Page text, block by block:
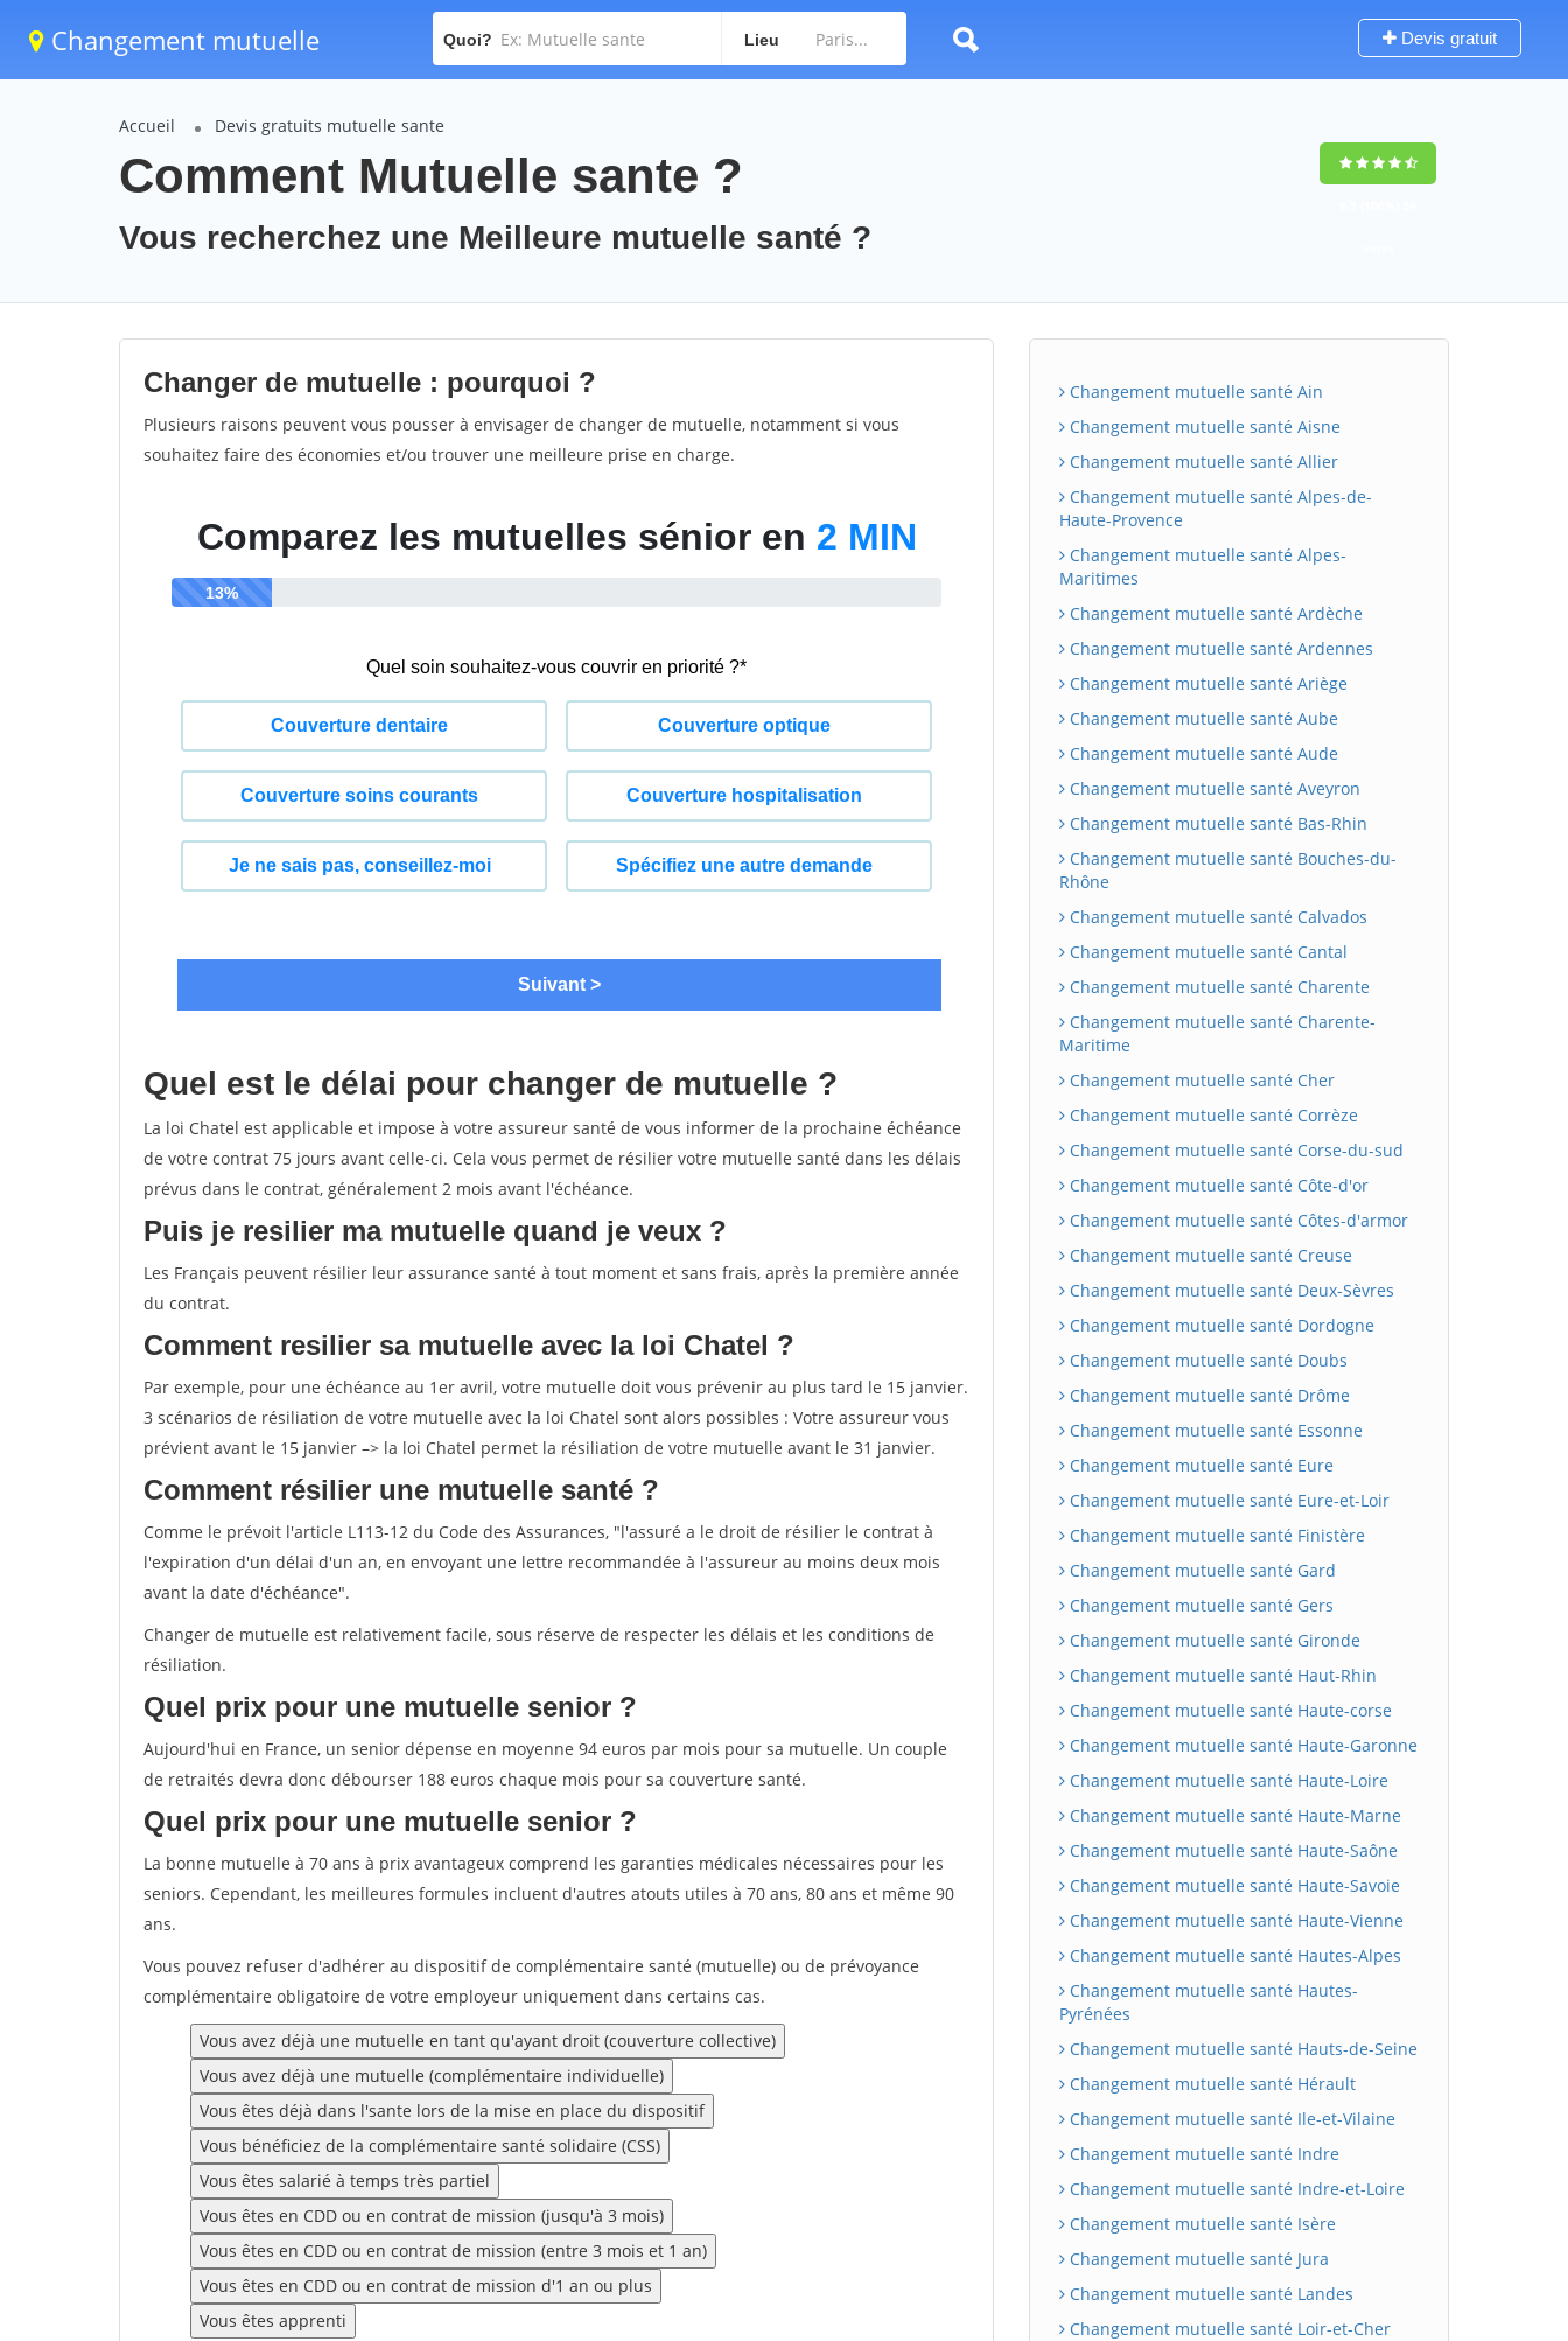
Changement mutuelle Quoi? Lieu Devis gratuit
Accueil Devis gratuits mutuelle sante
Comment Mutuelle sante ?
Vous recherchez une Meilleure mutuelle santé ?
Changer de mutuelle : pourquoi ?
Plusieurs raisons peuvent vous pousser à envisager de changer de mutuelle, notamment si vous
souhaitez faire des économies et/ou trouver une meilleure prise en charge.
Quel est le délai pour changer de mutuelle ?
La loi Chatel est applicable et impose à votre assureur santé de vous informer de la prochaine échéance
de votre contrat 75 jours avant celle-ci. Cela vous permet de résilier votre mutuelle santé dans les délais
prévus dans le contrat, généralement 2 mois avant l'échéance.
Puis je resilier ma mutuelle quand je veux ?
Les Français peuvent résilier leur assurance santé à tout moment et sans frais, après la première année
du contrat.
Comment resilier sa mutuelle avec la loi Chatel ?
Par exemple, pour une échéance au 1er avril, votre mutuelle doit vous prévenir au plus tard le 15 janvier.
3 scénarios de résiliation de votre mutuelle avec la loi Chatel sont alors possibles : Votre assureur vous
prévient avant le 15 janvier –> la loi Chatel permet la résiliation de votre mutuelle avant le 31 janvier.
Comment résilier une mutuelle santé ?
Comme le prévoit l'article L113-12 du Code des Assurances, "l'assuré a le droit de résilier le contrat à
l'expiration d'un délai d'un an, en envoyant une lettre recommandée à l'assureur au moins deux mois
avant la date d'échéance".
Changer de mutuelle est relativement facile, sous réserve de respecter les délais et les conditions de
résiliation.
Quel prix pour une mutuelle senior ?
Aujourd'hui en France, un senior dépense en moyenne 94 euros par mois pour sa mutuelle. Un couple
de retraités devra donc débourser 188 euros chaque mois pour sa couverture santé.
Quel prix pour une mutuelle senior ?
La bonne mutuelle à 70 ans à prix avantageux comprend les garanties médicales nécessaires pour les
seniors. Cependant, les meilleures formules incluent d'autres atouts utiles à 70 ans, 80 ans et même 90
ans.
Vous pouvez refuser d'adhérer au dispositif de complémentaire santé (mutuelle) ou de prévoyance
complémentaire obligatoire de votre employeur uniquement dans certains cas.
Vous avez déjà une mutuelle en tant qu'ayant droit (couverture collective)
Vous avez déjà une mutuelle (complémentaire individuelle)
Vous êtes déjà dans l'sante lors de la mise en place du dispositif
Vous bénéficiez de la complémentaire santé solidaire (CSS)
Vous êtes salarié à temps très partiel
Vous êtes en CDD ou en contrat de mission (jusqu'à 3 mois)
Vous êtes en CDD ou en contrat de mission (entre 3 mois et 1 an)
Vous êtes en CDD ou en contrat de mission d'1 an ou plus
Vous êtes apprenti
Changement mutuelle santé Ain
Changement mutuelle santé Aisne
Changement mutuelle santé Allier
Changement mutuelle santé Alpes-de-
Haute-Provence
Changement mutuelle santé Alpes-
Maritimes
Changement mutuelle santé Ardèche
Changement mutuelle santé Ardennes
Changement mutuelle santé Ariège
Changement mutuelle santé Aube
Changement mutuelle santé Aude
Changement mutuelle santé Aveyron
Changement mutuelle santé Bas-Rhin
Changement mutuelle santé Bouches-du-
Rhône
Changement mutuelle santé Calvados
Changement mutuelle santé Cantal
Changement mutuelle santé Charente
Changement mutuelle santé Charente-
Maritime
Changement mutuelle santé Cher
Changement mutuelle santé Corrèze
Changement mutuelle santé Corse-du-sud
Changement mutuelle santé Côte-d'or
Changement mutuelle santé Côtes-d'armor
Changement mutuelle santé Creuse
Changement mutuelle santé Deux-Sèvres
Changement mutuelle santé Dordogne
Changement mutuelle santé Doubs
Changement mutuelle santé Drôme
Changement mutuelle santé Essonne
Changement mutuelle santé Eure
Changement mutuelle santé Eure-et-Loir
Changement mutuelle santé Finistère
Changement mutuelle santé Gard
Changement mutuelle santé Gers
Changement mutuelle santé Gironde
Changement mutuelle santé Haut-Rhin
Changement mutuelle santé Haute-corse
Changement mutuelle santé Haute-Garonne
Changement mutuelle santé Haute-Loire
Changement mutuelle santé Haute-Marne
Changement mutuelle santé Haute-Saône
Changement mutuelle santé Haute-Savoie
Changement mutuelle santé Haute-Vienne
Changement mutuelle santé Hautes-Alpes
Changement mutuelle santé Hautes-
Pyrénées
Changement mutuelle santé Hauts-de-Seine
Changement mutuelle santé Hérault
Changement mutuelle santé Ile-et-Vilaine
Changement mutuelle santé Indre
Changement mutuelle santé Indre-et-Loire
Changement mutuelle santé Isère
Changement mutuelle santé Jura
Changement mutuelle santé Landes
Changement mutuelle santé Loir-et-Cher